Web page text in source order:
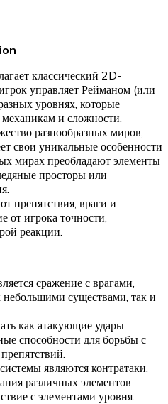
классический 2D-
управляет Рейманом (или
уровнях, которые
и сложности.
разнообразных миров,
свои уникальные особенности
мирах преобладают элементы
просторы или
препятствия, враги и
от игрока точности,
реакции.
сражение с врагами,
небольшими существами, так и
как атакующие удары
способности для борьбы с
являются контратаки,
различных элементов
с элементами уровня.